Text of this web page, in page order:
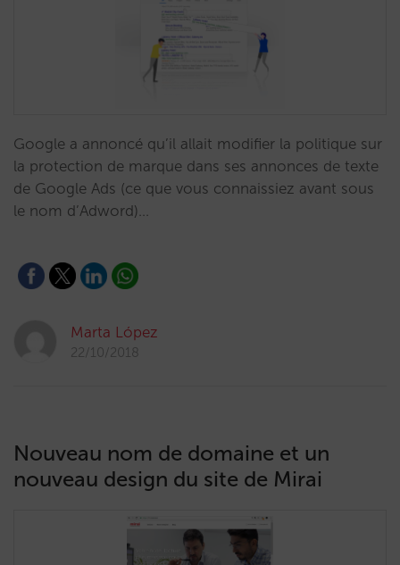
Google a annoncé qu’il allait modifier la politique sur
la protection de marque dans ses annonces de texte
de Google Ads (ce que vous connaissiez avant sous
le nom d’Adword)…
Marta López
22/10/2018
Nouveau nom de domaine et un
nouveau design du site de Mirai